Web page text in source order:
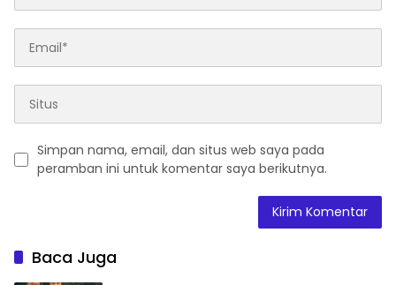
Simpan nama, email, dan situs web saya pada
peramban ini untuk komentar saya berikutnya.
Baca Juga